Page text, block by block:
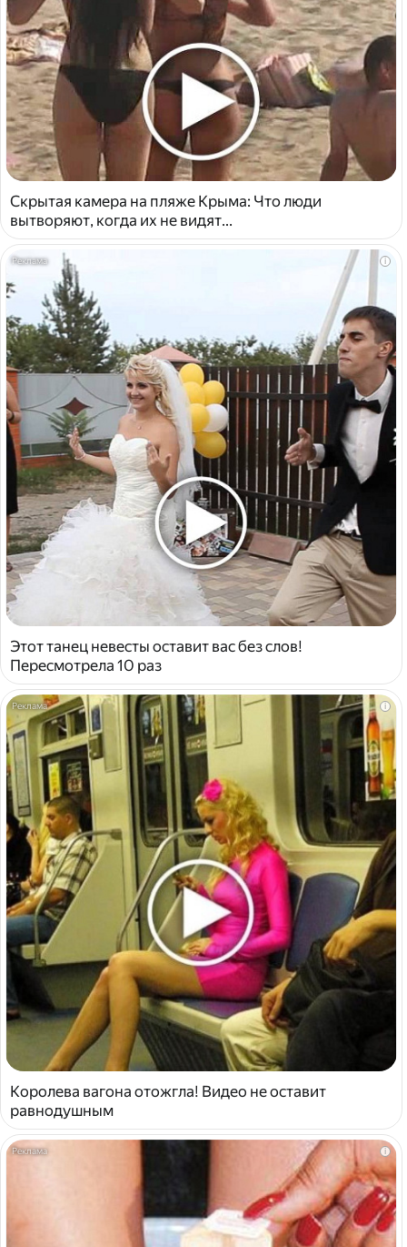
Скрытая камера на пляже Крыма: Что люди
вытворяют, когда их не видят...
i
Этот танец невесты оставит вас без слов!
Пересмотрела 10 раз
i
Королева вагона отожгла! Видео не оставит
равнодушным
i